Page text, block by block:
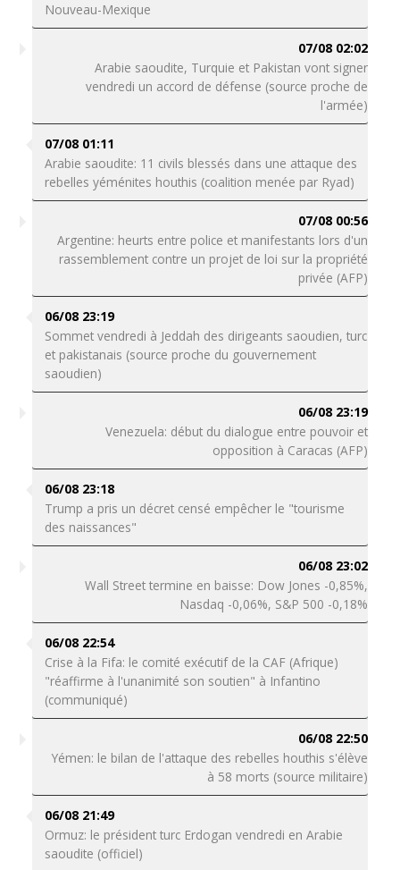
Nouveau-Mexique
07/08 02:02
Arabie saoudite, Turquie et Pakistan vont signer
vendredi un accord de défense (source proche de
l'armée)
07/08 01:11
Arabie saoudite: 11 civils blessés dans une attaque des
rebelles yéménites houthis (coalition menée par Ryad)
07/08 00:56
Argentine: heurts entre police et manifestants lors d'un
rassemblement contre un projet de loi sur la propriété
privée (AFP)
06/08 23:19
Sommet vendredi à Jeddah des dirigeants saoudien, turc
et pakistanais (source proche du gouvernement
saoudien)
06/08 23:19
Venezuela: début du dialogue entre pouvoir et
opposition à Caracas (AFP)
06/08 23:18
Trump a pris un décret censé empêcher le "tourisme
des naissances"
06/08 23:02
Wall Street termine en baisse: Dow Jones -0,85%,
Nasdaq -0,06%, S&P 500 -0,18%
06/08 22:54
Crise à la Fifa: le comité exécutif de la CAF (Afrique)
"réaffirme à l'unanimité son soutien" à Infantino
(communiqué)
06/08 22:50
Yémen: le bilan de l'attaque des rebelles houthis s'élève
à 58 morts (source militaire)
06/08 21:49
Ormuz: le président turc Erdogan vendredi en Arabie
saoudite (officiel)